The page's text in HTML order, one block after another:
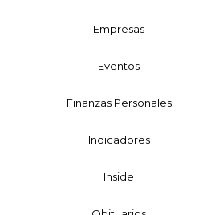
Empresas
Eventos
Finanzas Personales
Indicadores
Inside